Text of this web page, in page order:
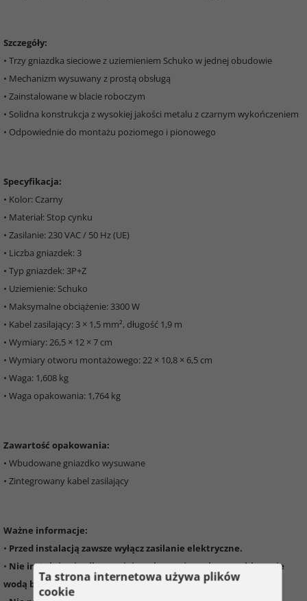
Szczegóły:
• Trzy gniazdka sieciowe z uziemieniem Schuko w jednej obudowie
• Mechanizm wysuwany z prostą obsługą
• Zainstalowane w blacie roboczym
• Solidna konstrukcja z wysokiej jakości metalu z czarnym wykończeniem
• Odpowiednie do montażu poziomego i pionowego
Specyfikacja:
• Kolor: Czarny
• Materiał: Stop cynku
• Zasilanie: 230 VAC / 50 Hz (UE)
• Liczba gniazdek: 3
• Typ gniazdek: 3P+Z
• Uziemienie: Schuko
• Maksymalne obciążenie: 3300 W
• Kabel zasilający: 3 × 1,5 mm², długość 1,9 m
• Wymiary: 26,5 × 12 × 7 cm
• Wymiary otworu montażowego: 22 × 10,8 × 6,5 cm
• Waga: 1,608 kg
• Waga opakowania: 1,764 kg
Zawartość opakowania:
• Wbudowane gniazdko wysuwane
• Zintegrowany kabel zasilający
Ważne informacje:
• Przed instalacją zawsze wyłącz zasilanie elektryczne.
• Nie instaluj gniazdka w miejscach narażonych na zachlapanie
wodą bez odpowiedniej ochrony.
Ta strona internetowa używa plików
cookie